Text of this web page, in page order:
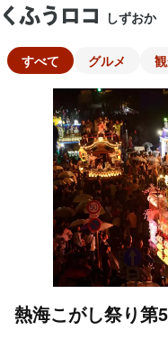
しずおか
すべて グルメ
熱海こがし祭り第